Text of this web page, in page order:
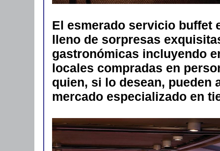
El esmerado servicio buffet
lleno de sorpresas
gastronómicas incluyendo
locales compradas en
quien, si lo desean, pueden
mercado especializado en